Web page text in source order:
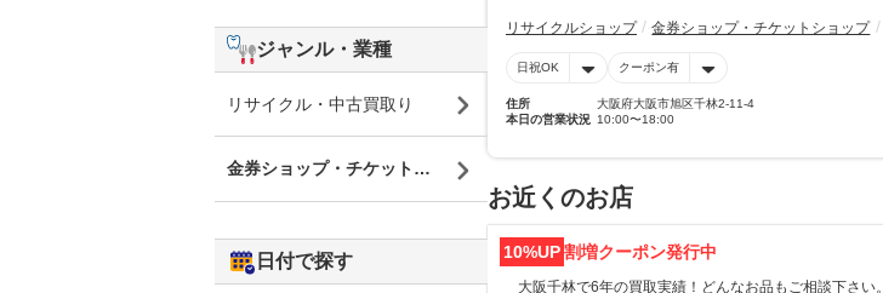
リサイクルショップ 金券ショップ・チケットショップ
日祝OK クーポン有
住所
大阪府大阪市旭区千林2-11-4
本日の営業状況 10:00〜18:00
お近くのお店
10%UP割増クーポン発行中
大阪千林で6年の買取実績！どんなお品もご相談下さい。
ジャンル・業種
リサイクル・中古買取り
金券ショップ・チケットショップ
日付で探す